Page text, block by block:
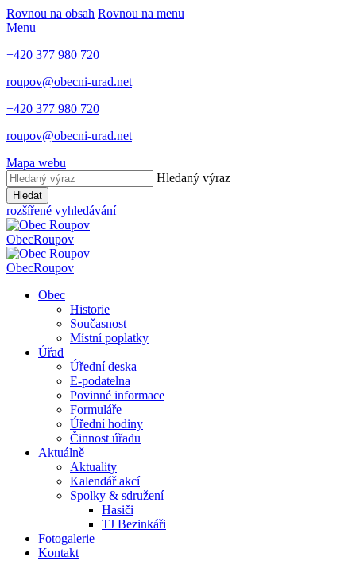
Rovnou na obsah Rovnou na menu
Menu
+420 377 980 720
roupov@obecni-urad.net
+420 377 980 720
roupov@obecni-urad.net
Mapa webu
Hledaný výraz
Hledat
rozšířené vyhledávání
ObecRoupov
ObecRoupov
Obec
Historie
Současnost
Místní poplatky
Úřad
Úřední deska
E-podatelna
Povinné informace
Formuláře
Úřední hodiny
Činnost úřadu
Aktuálně
Aktuality
Kalendář akcí
Spolky & sdružení
Hasiči
TJ Bezinkáři
Fotogalerie
Kontakt